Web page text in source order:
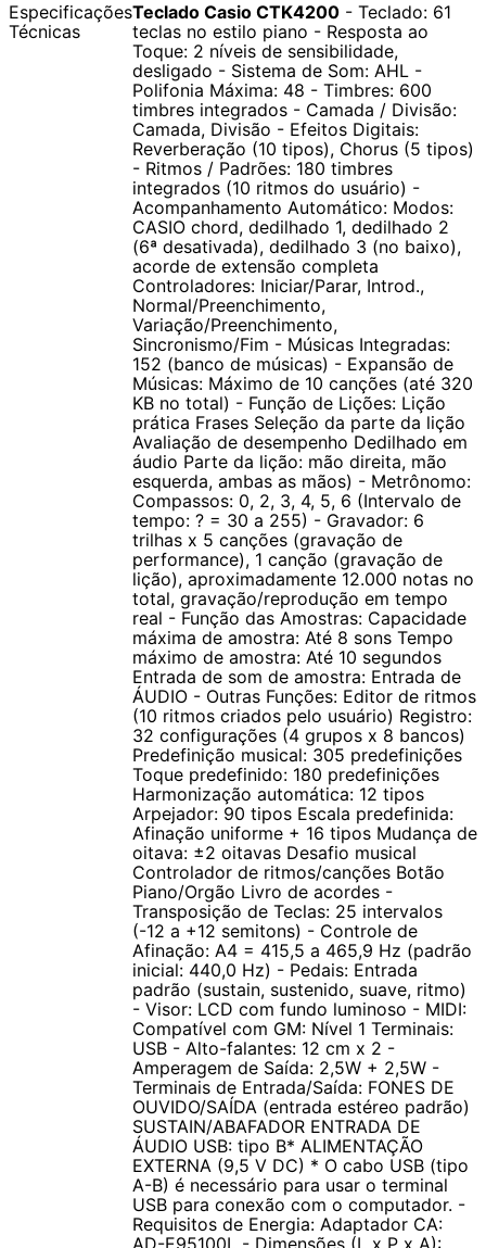
Um teclado fácil de tocar com uma aparência que nos lembra
um piano acústico.
Resposta ao toque
A resposta ao toque permite adicionar delicadas nuances às
notas variando a pressão que você aplica às teclas do teclado.
Use efeitos para aplicar reverberação obtendo mais
profundidade e efeito em suas músicas.
Livro de acordes
Você pode usar o Livro de acordes para procurar acordes que
você ainda não sabe tocar. Você pode ouvir como é o som de
um acorde e, uma simples operação, lhe mostra até mesmo
formas invertidas do acorde, tornando o Livro de acordes uma
referência valiosa.
Função das amostras
Você pode criar o sample de um som de um player de áudio
portátil ou outro dispositivo e, em seguida, tocar o som no
teclado. Você também pode usar amostras de sons para
compor músicas. O recurso de amostras é uma ótima forma de
criar novos sons altamente criativos.
Inicie a reprodução do player de áudio portátil conectado à
entrada Audio In do teclado para criar samples de vozes, frases
musicais e outros sons na reprodução.
Toque as notas no teclado usando o som das amostras. Por
exemplo, se a sua amostra for o som "Tim!" reproduzido por um
triângulo, as notas com o som poderão ser tocadas no teclado.
Também será possível adicionar reverberação, vibrato e outros
efeitos ao som da amostra.
Entrada de Áudio
Conectar um music player à entrada AUDIO IN fará com que o
áudio do player seja enviado aos alto-falantes do teclado. Claro,
você poderá tocar junto com o áudio, o que significa dizer que
você pode tocar com seus artistas favoritos. É uma ótima forma
de agitar uma festa ou qualquer tipo de reunião social.
Para dominar uma música, o melhor é dividi-la em frases curtas
Especificações
Técnicas
Teclado Casio CTK4200 - Teclado: 61
teclas no estilo piano - Resposta ao
Toque: 2 níveis de sensibilidade,
desligado - Sistema de Som: AHL -
Polifonia Máxima: 48 - Timbres: 600
timbres integrados - Camada / Divisão:
Camada, Divisão - Efeitos Digitais:
Reverberação (10 tipos), Chorus (5 tipos)
- Ritmos / Padrões: 180 timbres
integrados (10 ritmos do usuário) -
Acompanhamento Automático: Modos:
CASIO chord, dedilhado 1, dedilhado 2
(6ª desativada), dedilhado 3 (no baixo),
acorde de extensão completa
Controladores: Iniciar/Parar, Introd.,
Normal/Preenchimento,
Variação/Preenchimento,
Sincronismo/Fim - Músicas Integradas:
152 (banco de músicas) - Expansão de
Músicas: Máximo de 10 canções (até 320
KB no total) - Função de Lições: Lição
prática Frases Seleção da parte da lição
Avaliação de desempenho Dedilhado em
áudio Parte da lição: mão direita, mão
esquerda, ambas as mãos) - Metrônomo:
Compassos: 0, 2, 3, 4, 5, 6 (Intervalo de
tempo: ? = 30 a 255) - Gravador: 6
trilhas x 5 canções (gravação de
performance), 1 canção (gravação de
lição), aproximadamente 12.000 notas no
total, gravação/reprodução em tempo
real - Função das Amostras: Capacidade
máxima de amostra: Até 8 sons Tempo
máximo de amostra: Até 10 segundos
Entrada de som de amostra: Entrada de
ÁUDIO - Outras Funções: Editor de ritmos
(10 ritmos criados pelo usuário) Registro:
32 configurações (4 grupos x 8 bancos)
Predefinição musical: 305 predefinições
Toque predefinido: 180 predefinições
Harmonização automática: 12 tipos
Arpejador: 90 tipos Escala predefinida:
Afinação uniforme + 16 tipos Mudança de
oitava: ±2 oitavas Desafio musical
Controlador de ritmos/canções Botão
Piano/Orgão Livro de acordes -
Transposição de Teclas: 25 intervalos
(-12 a +12 semitons) - Controle de
Afinação: A4 = 415,5 a 465,9 Hz (padrão
inicial: 440,0 Hz) - Pedais: Entrada
padrão (sustain, sustenido, suave, ritmo)
- Visor: LCD com fundo luminoso - MIDI:
Compatível com GM: Nível 1 Terminais:
USB - Alto-falantes: 12 cm x 2 -
Amperagem de Saída: 2,5W + 2,5W -
Terminais de Entrada/Saída: FONES DE
OUVIDO/SAÍDA (entrada estéreo padrão)
SUSTAIN/ABAFADOR ENTRADA DE
ÁUDIO USB: tipo B* ALIMENTAÇÃO
EXTERNA (9,5 V DC) * O cabo USB (tipo
A-B) é necessário para usar o terminal
USB para conexão com o computador. -
Requisitos de Energia: Adaptador CA: